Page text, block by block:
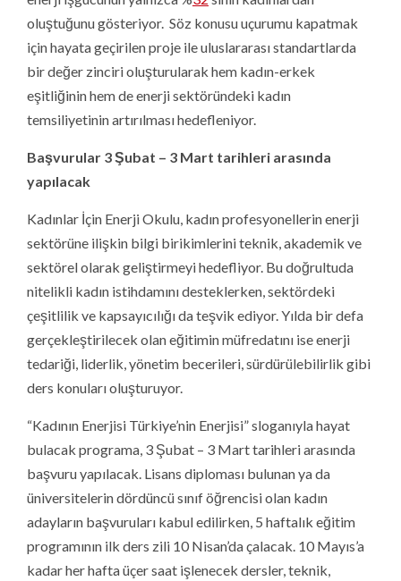
oluştuğunu gösteriyor. Söz konusu uçurumu kapatmak
için hayata geçirilen proje ile uluslararası standartlarda
bir değer zinciri oluşturularak hem kadın-erkek
eşitliğinin hem de enerji sektöründeki kadın
temsiliyetinin artırılması hedefleniyor.
Başvurular 3 Şubat – 3 Mart tarihleri arasında
yapılacak
Kadınlar İçin Enerji Okulu, kadın profesyonellerin enerji
sektörüne ilişkin bilgi birikimlerini teknik, akademik ve
sektörel olarak geliştirmeyi hedefliyor. Bu doğrultuda
nitelikli kadın istihdamını desteklerken, sektördeki
çeşitlilik ve kapsayıcılığı da teşvik ediyor. Yılda bir defa
gerçekleştirilecek olan eğitimin müfredatını ise enerji
tedariği, liderlik, yönetim becerileri, sürdürülebilirlik gibi
ders konuları oluşturuyor.
“Kadının Enerjisi Türkiye’nin Enerjisi” sloganıyla hayat
bulacak programa, 3 Şubat – 3 Mart tarihleri arasında
başvuru yapılacak. Lisans diploması bulunan ya da
üniversitelerin dördüncü sınıf öğrencisi olan kadın
adayların başvuruları kabul edilirken, 5 haftalık eğitim
programının ilk ders zili 10 Nisan’da çalacak. 10 Mayıs’a
kadar her hafta üçer saat işlenecek dersler, teknik,